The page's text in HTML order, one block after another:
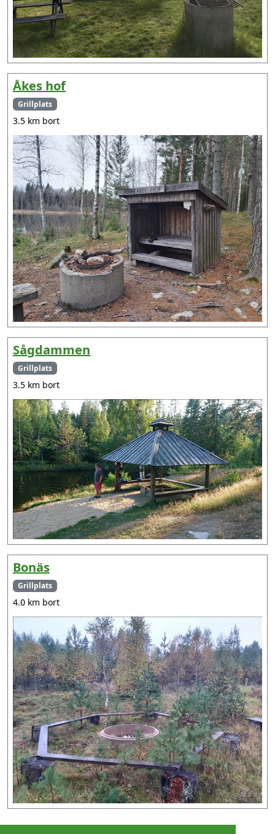
Åkes hof
Grillplats
3.5 km bort
Sågdammen
Grillplats
3.5 km bort
Bonäs
Grillplats
4.0 km bort